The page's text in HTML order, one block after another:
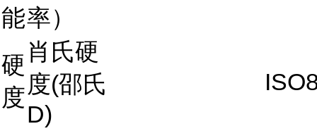
能率）
硬
度
肖氏硬
度(邵氏
D)